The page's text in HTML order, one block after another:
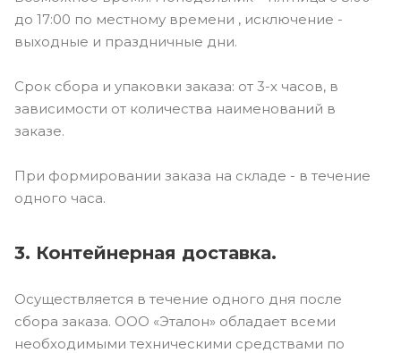
до 17:00 по местному времени , исключение -
выходные и праздничные дни.
Срок сбора и упаковки заказа: от 3-х часов, в
зависимости от количества наименований в
заказе.
При формировании заказа на складе - в течение
одного часа.
3. Контейнерная доставка.
Осуществляется в течение одного дня после
сбора заказа. ООО «Эталон» обладает всеми
необходимыми техническими средствами по